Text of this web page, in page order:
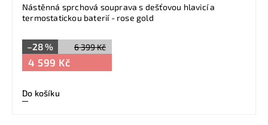
Nástěnná sprchová souprava s dešťovou hlavicí a
termostatickou baterií - rose gold
6 399 Kč
–28 %
4 599 Kč
Do košíku